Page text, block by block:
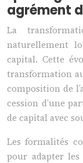
agrément
La
naturellement
capital. Cette
transformation
composition de
cession d’une
de capital avec
Les formalités
pour adapter